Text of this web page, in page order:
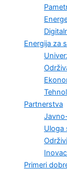
Energija za
Partnerstva
Uloga
Primeri